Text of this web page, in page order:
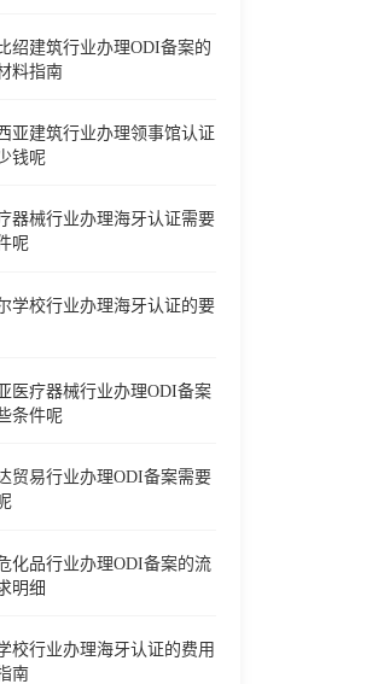
绍建筑行业办理ODI备案的
料指南
亚建筑行业办理领事馆认证
钱呢
器械行业办理海牙认证需要
呢
学校行业办理海牙认证的要
医疗器械行业办理ODI备案
条件呢
贸易行业办理ODI备案需要
化品行业办理ODI备案的流
明细
校行业办理海牙认证的费用
南